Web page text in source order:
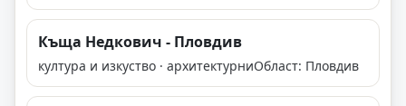
Къща Недкович - Пловдив
култура и изкуство · архитектурниОбласт: Пловдив